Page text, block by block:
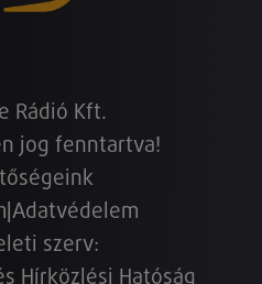
Rádió Kft.
jog fenntartva!
Adatvédelem
szerv:
Hírközlési Hatóság